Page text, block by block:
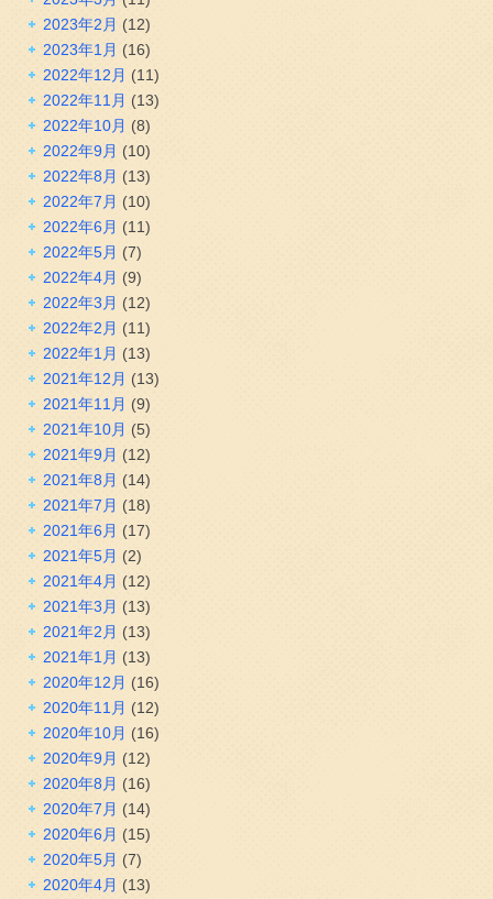
2023年2月 (12)
2023年1月 (16)
2022年12月 (11)
2022年11月 (13)
2022年10月 (8)
2022年9月 (10)
2022年8月 (13)
2022年7月 (10)
2022年6月 (11)
2022年5月 (7)
2022年4月 (9)
2022年3月 (12)
2022年2月 (11)
2022年1月 (13)
2021年12月 (13)
2021年11月 (9)
2021年10月 (5)
2021年9月 (12)
2021年8月 (14)
2021年7月 (18)
2021年6月 (17)
2021年5月 (2)
2021年4月 (12)
2021年3月 (13)
2021年2月 (13)
2021年1月 (13)
2020年12月 (16)
2020年11月 (12)
2020年10月 (16)
2020年9月 (12)
2020年8月 (16)
2020年7月 (14)
2020年6月 (15)
2020年5月 (7)
2020年4月 (13)